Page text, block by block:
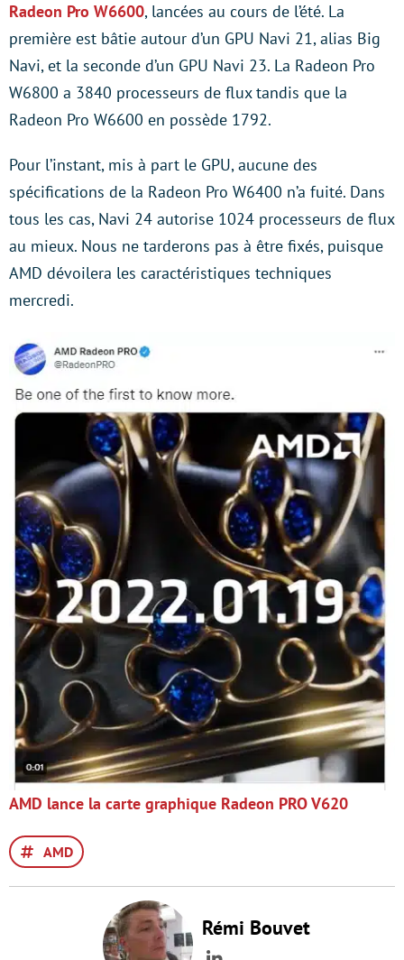
Radeon Pro W6600, lancées au cours de l’été. La
première est bâtie autour d’un GPU Navi 21, alias Big
Navi, et la seconde d’un GPU Navi 23. La Radeon Pro
W6800 a 3840 processeurs de flux tandis que la
Radeon Pro W6600 en possède 1792.
Pour l’instant, mis à part le GPU, aucune des
spécifications de la Radeon Pro W6400 n’a fuité. Dans
tous les cas, Navi 24 autorise 1024 processeurs de flux
au mieux. Nous ne tarderons pas à être fixés, puisque
AMD dévoilera les caractéristiques techniques
mercredi.
AMD lance la carte graphique Radeon PRO V620
AMD
Rémi Bouvet